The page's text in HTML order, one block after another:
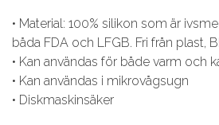
• Material: 100% silikon som är
båda FDA och LFGB. Fri från plast,
• Kan användas för både varm och
• Kan användas i mikrovågsugn
• Diskmaskinsäker